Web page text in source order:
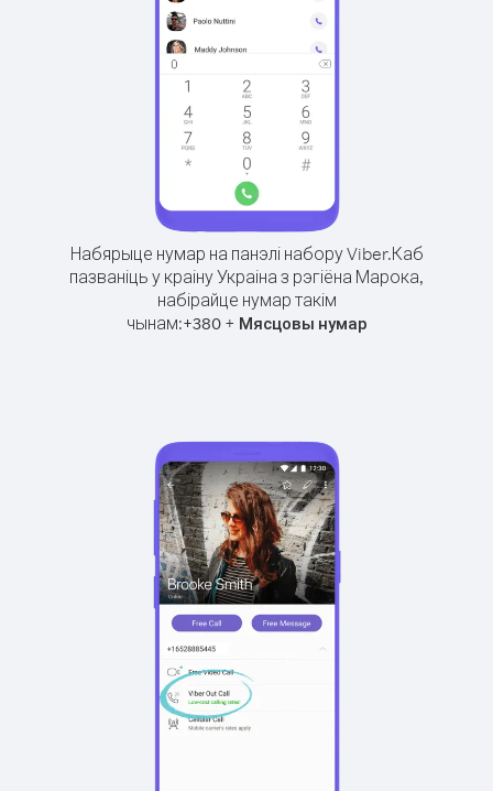
Набярыце нумар на панэлі набору Viber.Каб
пазваніць у краіну Украіна з рэгіёна Марока,
набірайце нумар такім
чынам:+380+ Мясцовы нумар